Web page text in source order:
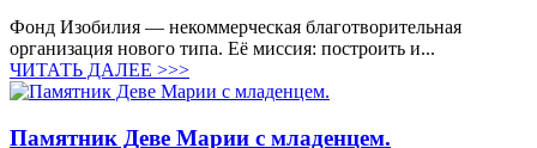
Фонд Изобилия — некоммерческая благотворительная
организация нового типа. Её миссия: построить и...
ЧИТАТЬ ДАЛЕЕ >>>
Памятник Деве Марии с младенцем.